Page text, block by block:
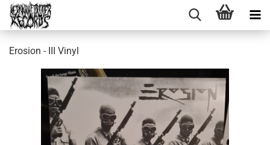
Erosion - III Vinyl